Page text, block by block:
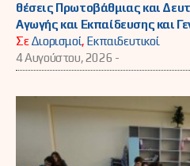
θέσεις Πρωτοβάθμιας και
Αγωγής και Εκπαίδευσης και
ΣεΔιορισμοί, Εκπαιδευτικοί
4 Αυγούστου, 2026 -